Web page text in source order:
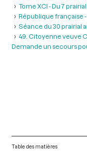
Tome XCI - Du 7
République française
Séance du 30 prairial
49. Citoyenne veuve
Demande un secours
Table des matières